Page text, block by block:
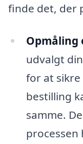
finde det, der
Opmåling
udvalgt
for at
bestilling
samme.